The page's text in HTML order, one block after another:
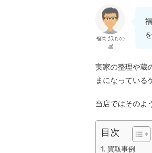
福岡 紙もの
屋
実家の整理や蔵
まになっている
当店ではそのよ
目次
買取事例